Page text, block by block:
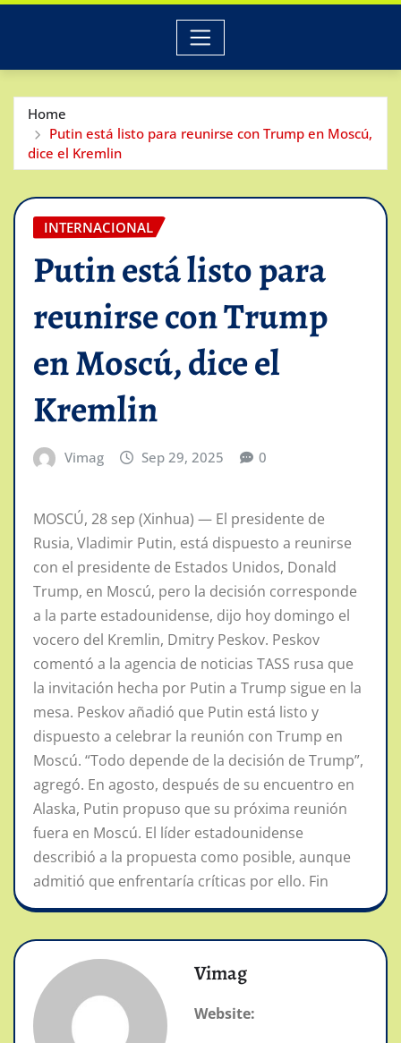
Home
Putin está listo para reunirse con Trump en Moscú,
dice el Kremlin
INTERNACIONAL
Putin está listo para
reunirse con Trump
en Moscú, dice el
Kremlin
Vimag Sep 29, 2025 0
MOSCÚ, 28 sep (Xinhua) — El presidente de
Rusia, Vladimir Putin, está dispuesto a reunirse
con el presidente de Estados Unidos, Donald
Trump, en Moscú, pero la decisión corresponde
a la parte estadounidense, dijo hoy domingo el
vocero del Kremlin, Dmitry Peskov. Peskov
comentó a la agencia de noticias TASS rusa que
la invitación hecha por Putin a Trump sigue en la
mesa. Peskov añadió que Putin está listo y
dispuesto a celebrar la reunión con Trump en
Moscú. “Todo depende de la decisión de Trump”,
agregó. En agosto, después de su encuentro en
Alaska, Putin propuso que su próxima reunión
fuera en Moscú. El líder estadounidense
describió a la propuesta como posible, aunque
admitió que enfrentaría críticas por ello. Fin
Vimag
Website: